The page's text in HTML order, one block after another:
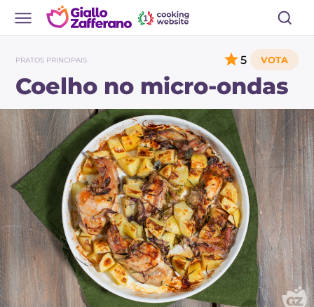
PRATOS PRINCIPAIS
Coelho no micro-ondas
5